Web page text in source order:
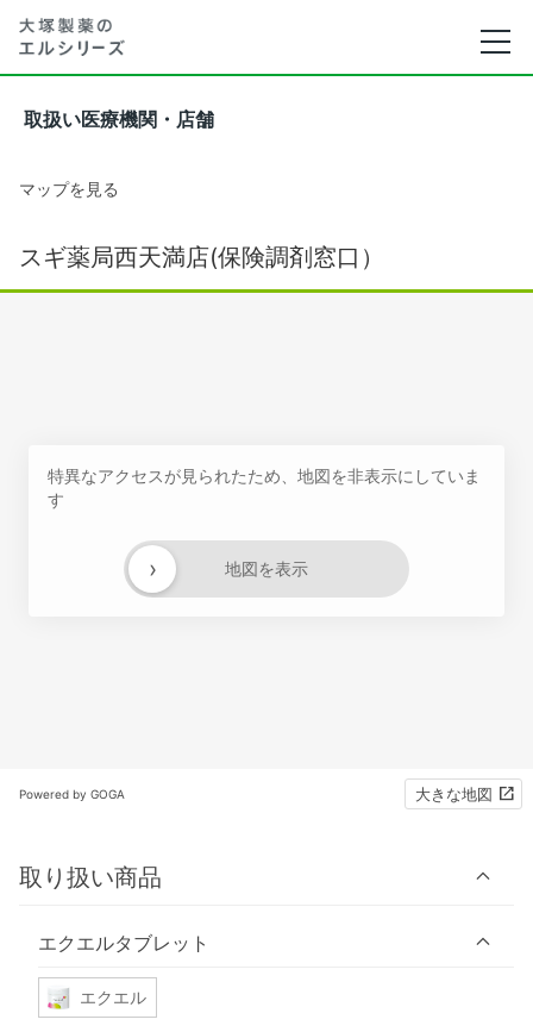
取扱い医療機関・店舗
マップを見る
スギ薬局西天満店(保険調剤窓口）
特異なアクセスが見られたため、地図を非表示にしていま
す
地図を表示
›
Powered by GOGA 大きな地図
取り扱い商品
エクエルタブレット
エクエル